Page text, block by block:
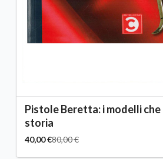
Pistole Beretta: i modelli
storia
40,00 €80,00 €